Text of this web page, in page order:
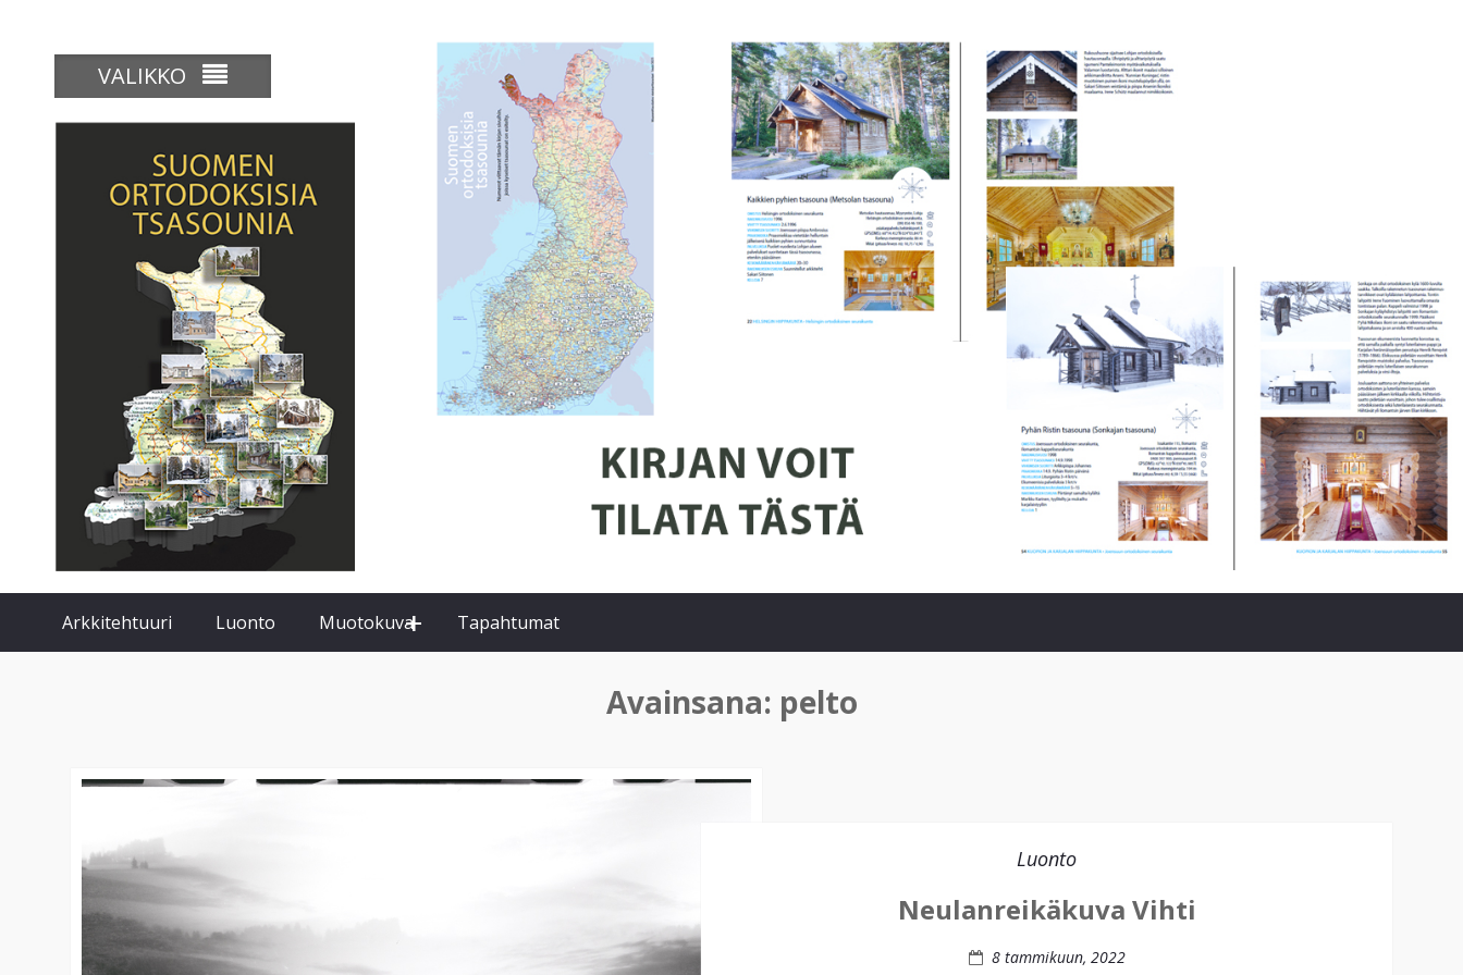
VALIKKO
Arkkitehtuuri Luonto Muotokuvaexpand
child
menu
Tapahtumat
Avainsana: pelto
Luonto
Neulanreikäkuva Vihti
8 tammikuun, 2022